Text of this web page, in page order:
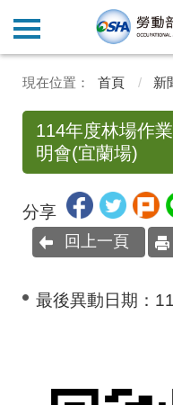
首頁 新
114年度林場作
明會(宜蘭場)
分享
回上一頁
最後異動日期：